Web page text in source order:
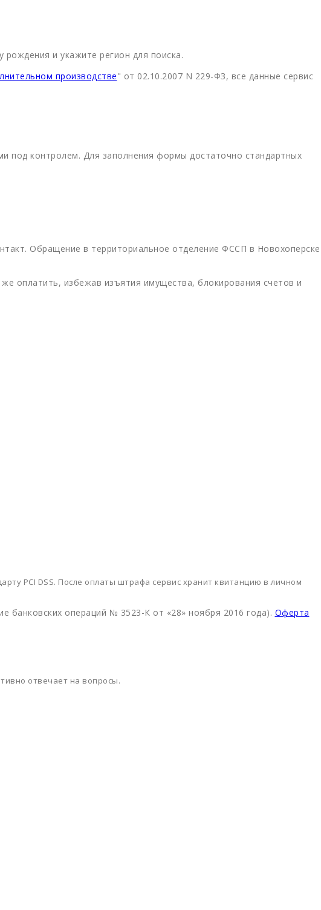
и укажите регион для поиска.
производстве" от 02.10.2007 N 229-ФЗ, все данные сервис
под контролем. Для заполнения формы достаточно стандартных
Обращение в территориальное отделение ФССП в Новохоперске
оплатить, избежав изъятия имущества, блокирования счетов и
PCI DSS. После оплаты штрафа сервис хранит квитанцию в личном
банковских операций № 3523-К от «28» ноября 2016 года). Оферта
отвечает на вопросы.